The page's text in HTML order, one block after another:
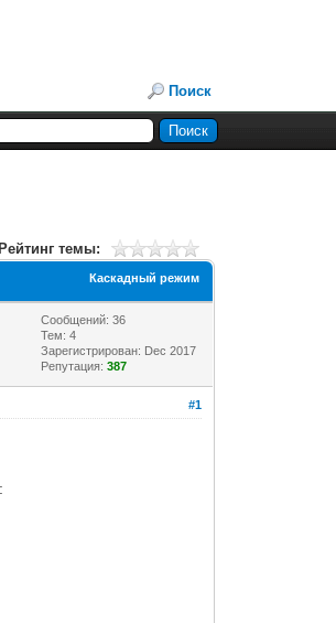
Поиск
Рейтинг темы:
Каскадный режим
Сообщений: 36
Тем: 4
Зарегистрирован: Dec 2017
Репутация:387
#1